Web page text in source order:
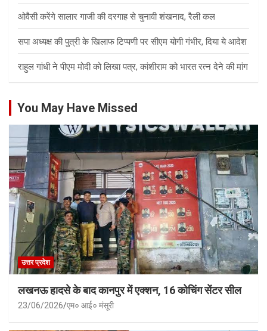
ओवैसी करेंगे सालार गाजी की दरगाह से चुनावी शंखनाद, रैली कल
सपा अध्यक्ष की पुत्री के खिलाफ टिप्पणी पर सीएम योगी गंभीर, दिया ये आदेश
राहुल गांधी ने पीएम मोदी को लिखा पत्र, कांशीराम को भारत रत्न देने की मांग
You May Have Missed
उत्तर प्रदेश
लखनऊ हादसे के बाद कानपुर में एक्शन, 16 कोचिंग सेंटर सील
23/06/2026 एम० आई० मंसूरी